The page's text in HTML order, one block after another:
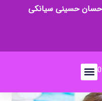
حسینی سیانکی